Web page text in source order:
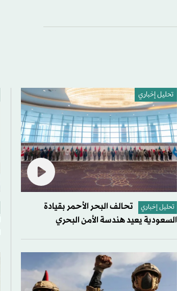
تحليل إخباري
تحليل إخباري
تحالف البحر الأحمر بقيادة
السعودية يعيد هندسة الأمن البحري